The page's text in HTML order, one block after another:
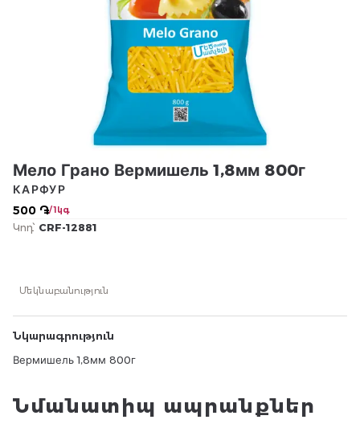
Мело Грано Вермишель 1,8мм 800г
500 ֏/ 1կգ
КАРФУР
Կոդ՝ CRF-12881
Մեկնաբանություն
Նկարագրություն
Вермишель 1,8мм 800г
Նմանատիպ ապրանքներ